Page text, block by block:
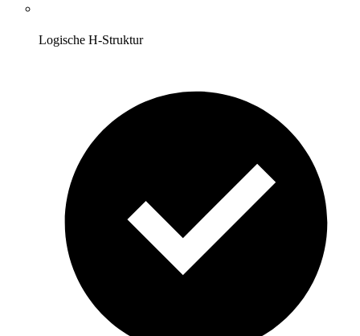
Logische H-Struktur